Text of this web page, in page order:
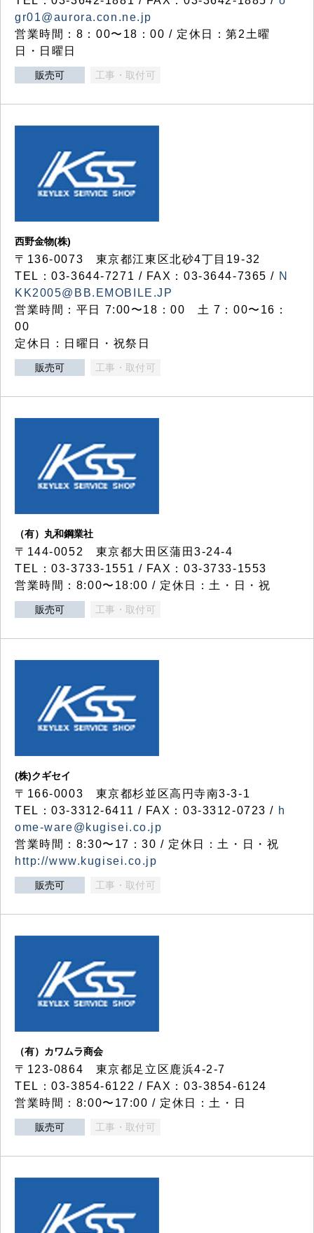
gr01@aurora.con.ne.jp
営業時間：8：00〜18：00 / 定休日：第2土曜
日・日曜日
販売可 工事・取付可
西野金物(株)
〒136-0073 東京都江東区北砂4丁目19-32
TEL：03‐3644‐7271 / FAX：03-3644-7365 / N
KK2005@BB.EMOBILE.JP
営業時間：平日 7:00〜18：00 土 7：00〜16：
00
定休日：日曜日・祝祭日
販売可 工事・取付可
（有）丸和鋼業社
〒144-0052 東京都大田区蒲田3-24-4
TEL：03-3733-1551 / FAX：03-3733-1553
営業時間：8:00〜18:00 / 定休日：土・日・祝
販売可 工事・取付可
(株)クギセイ
〒166-0003 東京都杉並区高円寺南3-3-1
TEL：03-3312-6411 / FAX：03-3312-0723 / h
ome-ware@kugisei.co.jp
営業時間：8:30〜17：30 / 定休日：土・日・祝
http://www.kugisei.co.jp
販売可 工事・取付可
（有）カワムラ商会
〒123-0864 東京都足立区鹿浜4-2-7
TEL：03-3854-6122 / FAX：03-3854-6124
営業時間：8:00〜17:00 / 定休日：土・日
販売可 工事・取付可